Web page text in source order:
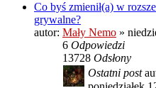
Co byś zmienił(a) w
grywalne?
autor: Mały Nemo »
6 Odpowiedzi
13728 Odsłony
Ostatni post